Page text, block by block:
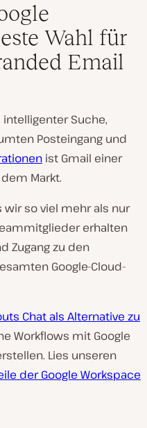
Wahl für
Email
Suche,
Posteingang und
ist Gmail einer
Markt.
wir so viel mehr als nur
erhalten
Zugang zu den
Google-Cloud-
Chat als Alternative zu
Workflows mit Google
Lies unseren
der Google Workspace